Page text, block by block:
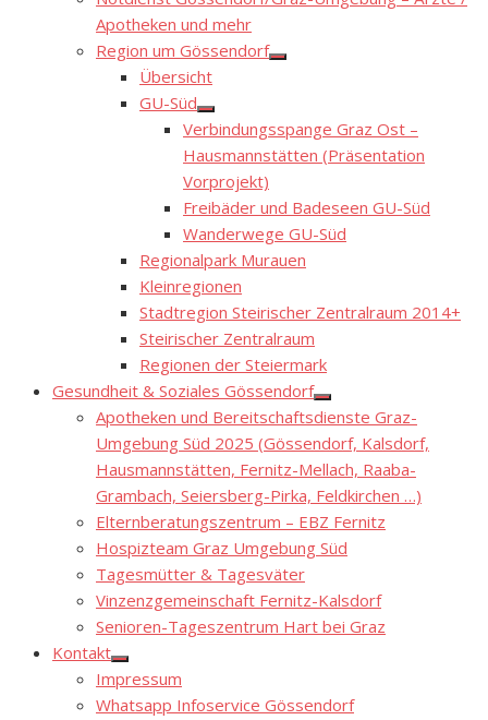
Apotheken und mehr
Region um Gössendorf
Show
Übersicht
GU-Süd
Show
sub
menu
Verbindungsspange Graz Ost –
Hausmannstätten (Präsentation
Vorprojekt)
Freibäder und Badeseen GU-Süd
Wanderwege GU-Süd
Regionalpark Murauen
Kleinregionen
Stadtregion Steirischer Zentralraum 2014+
Steirischer Zentralraum
Regionen der Steiermark
Gesundheit & Soziales Gössendorf
Show
sub
menu
Apotheken und Bereitschaftsdienste Graz-
Umgebung Süd 2025 (Gössendorf, Kalsdorf,
Hausmannstätten, Fernitz-Mellach, Raaba-
Grambach, Seiersberg-Pirka, Feldkirchen …)
Elternberatungszentrum – EBZ Fernitz
Hospizteam Graz Umgebung Süd
Tagesmütter & Tagesväter
Vinzenzgemeinschaft Fernitz-Kalsdorf
Senioren-Tageszentrum Hart bei Graz
Kontakt
Show
sub
menu
Impressum
Whatsapp Infoservice Gössendorf